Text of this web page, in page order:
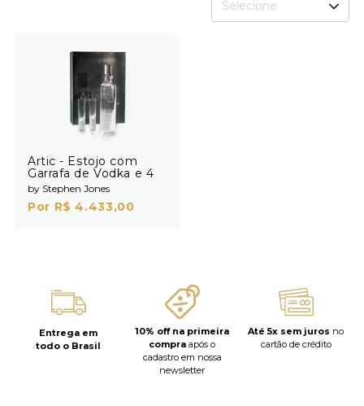
Selecione
Artic - Estojo com
Garrafa de Vodka e 4
Shots
by Stephen Jones
Por R$ 4.433,00
Entrega em
todo o Brasil
10% off na primeira
compra após o
cadastro em nossa
newsletter
Até 5x sem juros no
cartão de crédito